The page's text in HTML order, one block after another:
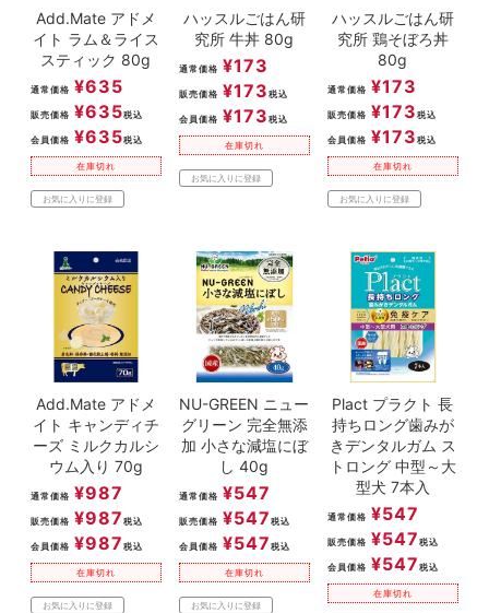
Add.Mate アドメ
イト ラム＆ライス
スティック 80g
通常価格 ¥635
販売価格 ¥635税込
会員価格 ¥635税込
在庫切れ
お気に入りに登録
ハッスルごはん研
究所 牛丼 80g
通常価格 ¥173
販売価格 ¥173 税込
会員価格 ¥173 税込
在庫切れ
お気に入りに登録
ハッスルごはん研
究所 鶏そぼろ丼
80g
通常価格 ¥173
販売価格 ¥173 税込
会員価格 ¥173 税込
在庫切れ
お気に入りに登録
Add.Mate アドメ
イト キャンディチ
ーズ ミルクカルシ
ウム入り 70g
通常価格 ¥987
販売価格 ¥987 税込
会員価格 ¥987 税込
在庫切れ
お気に入りに登録
NU-GREEN ニュー
グリーン 完全無添
加 小さな減塩にぼ
し 40g
通常価格 ¥547
販売価格 ¥547 税込
会員価格 ¥547 税込
在庫切れ
お気に入りに登録
Plact プラクト 長
持ちロング歯みが
きデンタルガム ス
トロング 中型～大
型犬 7本入
通常価格 ¥547
販売価格 ¥547 税込
会員価格 ¥547 税込
在庫切れ